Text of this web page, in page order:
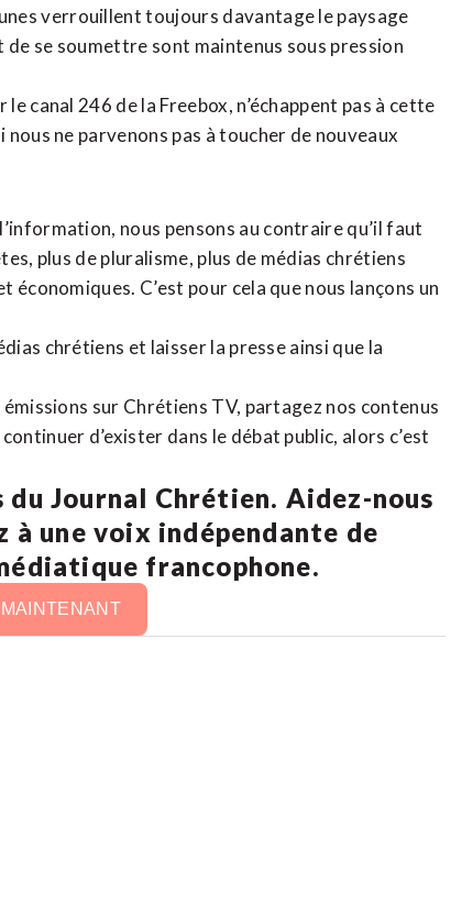
verrouillent toujours davantage le paysage
se soumettre sont maintenus sous pression
canal 246 de la Freebox, n’échappent pas à cette
ne parvenons pas à toucher de nouveaux
nous pensons au contraire qu’il faut
plus de pluralisme, plus de médias chrétiens
C’est pour cela que nous lançons un
chrétiens et laisser la presse ainsi que la
sur Chrétiens TV, partagez nos contenus
d’exister dans le débat public, alors c’est
Journal Chrétien. Aidez-nous
une voix indépendante de
francophone.